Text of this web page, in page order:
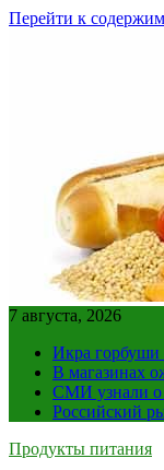
Перейти к
7 августа, 2026
Икра горбуши
В магазинах
СМИ узнали о
Российский
Продукты питания